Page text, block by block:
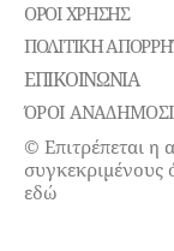
ΌΡΟΙ ΧΡΉΣΗΣ
ΠΟΛΙΤΙΚΉ
ΕΠΙΚΟΙΝΩΝΊΑ
ΌΡΟΙ
© Επιτρέπεται η
συγκεκριμένους
εδώ